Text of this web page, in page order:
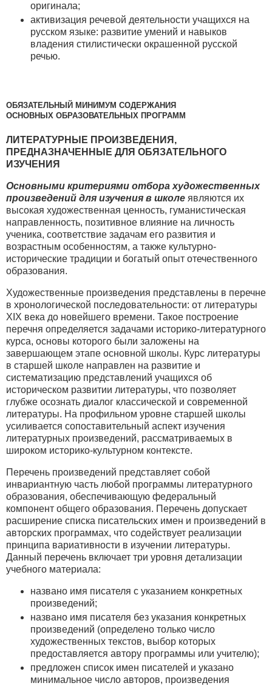
оригинала;
активизация речевой деятельности учащихся на
русском языке: развитие умений и навыков
владения стилистически окрашенной русской
речью.
ОБЯЗАТЕЛЬНЫЙ МИНИМУМ СОДЕРЖАНИЯ
ОСНОВНЫХ ОБРАЗОВАТЕЛЬНЫХ ПРОГРАММ
ЛИТЕРАТУРНЫЕ ПРОИЗВЕДЕНИЯ,
ПРЕДНАЗНАЧЕННЫЕ ДЛЯ ОБЯЗАТЕЛЬНОГО
ИЗУЧЕНИЯ
Основными критериями отбора художественных
произведений для изучения в школе являются их
высокая художественная ценность, гуманистическая
направленность, позитивное влияние на личность
ученика, соответствие задачам его развития и
возрастным особенностям, а также культурно-
исторические традиции и богатый опыт отечественного
образования.
Художественные произведения представлены в перечне
в хронологической последовательности: от литературы
XIX века до новейшего времени. Такое построение
перечня определяется задачами историко-литературного
курса, основы которого были заложены на
завершающем этапе основной школы. Курс литературы
в старшей школе направлен на развитие и
систематизацию представлений учащихся об
историческом развитии литературы, что позволяет
глубже осознать диалог классической и современной
литературы. На профильном уровне старшей школы
усиливается сопоставительный аспект изучения
литературных произведений, рассматриваемых в
широком историко-культурном контексте.
Перечень произведений представляет собой
инвариантную часть любой программы литературного
образования, обеспечивающую федеральный
компонент общего образования. Перечень допускает
расширение списка писательских имен и произведений в
авторских программах, что содействует реализации
принципа вариативности в изучении литературы.
Данный перечень включает три уровня детализации
учебного материала:
названо имя писателя с указанием конкретных
произведений;
названо имя писателя без указания конкретных
произведений (определено только число
художественных текстов, выбор которых
предоставляется автору программы или учителю);
предложен список имен писателей и указано
минимальное число авторов, произведения